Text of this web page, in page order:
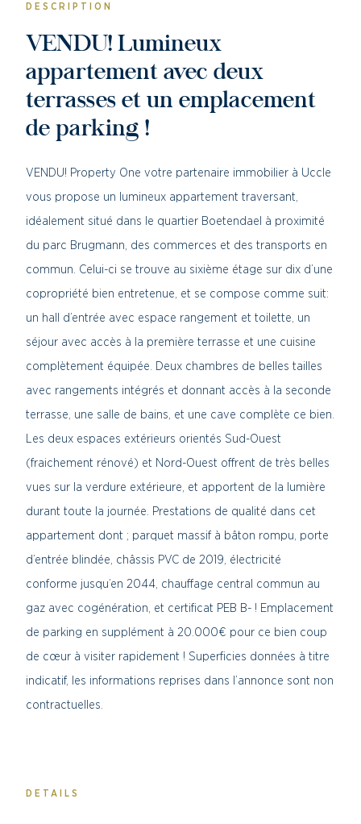
DESCRIPTION
VENDU! Lumineux
appartement avec deux
terrasses et un emplacement
de parking !
VENDU! Property One votre partenaire immobilier à Uccle
vous propose un lumineux appartement traversant,
idéalement situé dans le quartier Boetendael à proximité
du parc Brugmann, des commerces et des transports en
commun. Celui-ci se trouve au sixième étage sur dix d’une
copropriété bien entretenue, et se compose comme suit:
un hall d’entrée avec espace rangement et toilette, un
séjour avec accès à la première terrasse et une cuisine
complètement équipée. Deux chambres de belles tailles
avec rangements intégrés et donnant accès à la seconde
terrasse, une salle de bains, et une cave complète ce bien.
Les deux espaces extérieurs orientés Sud-Ouest
(fraichement rénové) et Nord-Ouest offrent de très belles
vues sur la verdure extérieure, et apportent de la lumière
durant toute la journée. Prestations de qualité dans cet
appartement dont ; parquet massif à bâton rompu, porte
d’entrée blindée, châssis PVC de 2019, électricité
conforme jusqu’en 2044, chauffage central commun au
gaz avec cogénération, et certificat PEB B- ! Emplacement
de parking en supplément à 20.000€ pour ce bien coup
de cœur à visiter rapidement ! Superficies données à titre
indicatif, les informations reprises dans l’annonce sont non
contractuelles.
DETAILS